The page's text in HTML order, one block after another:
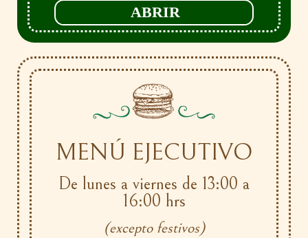
ABRIR
MENÚ EJECUTIVO
De lunes a viernes de 13:00 a
16:00 hrs
(excepto festivos)